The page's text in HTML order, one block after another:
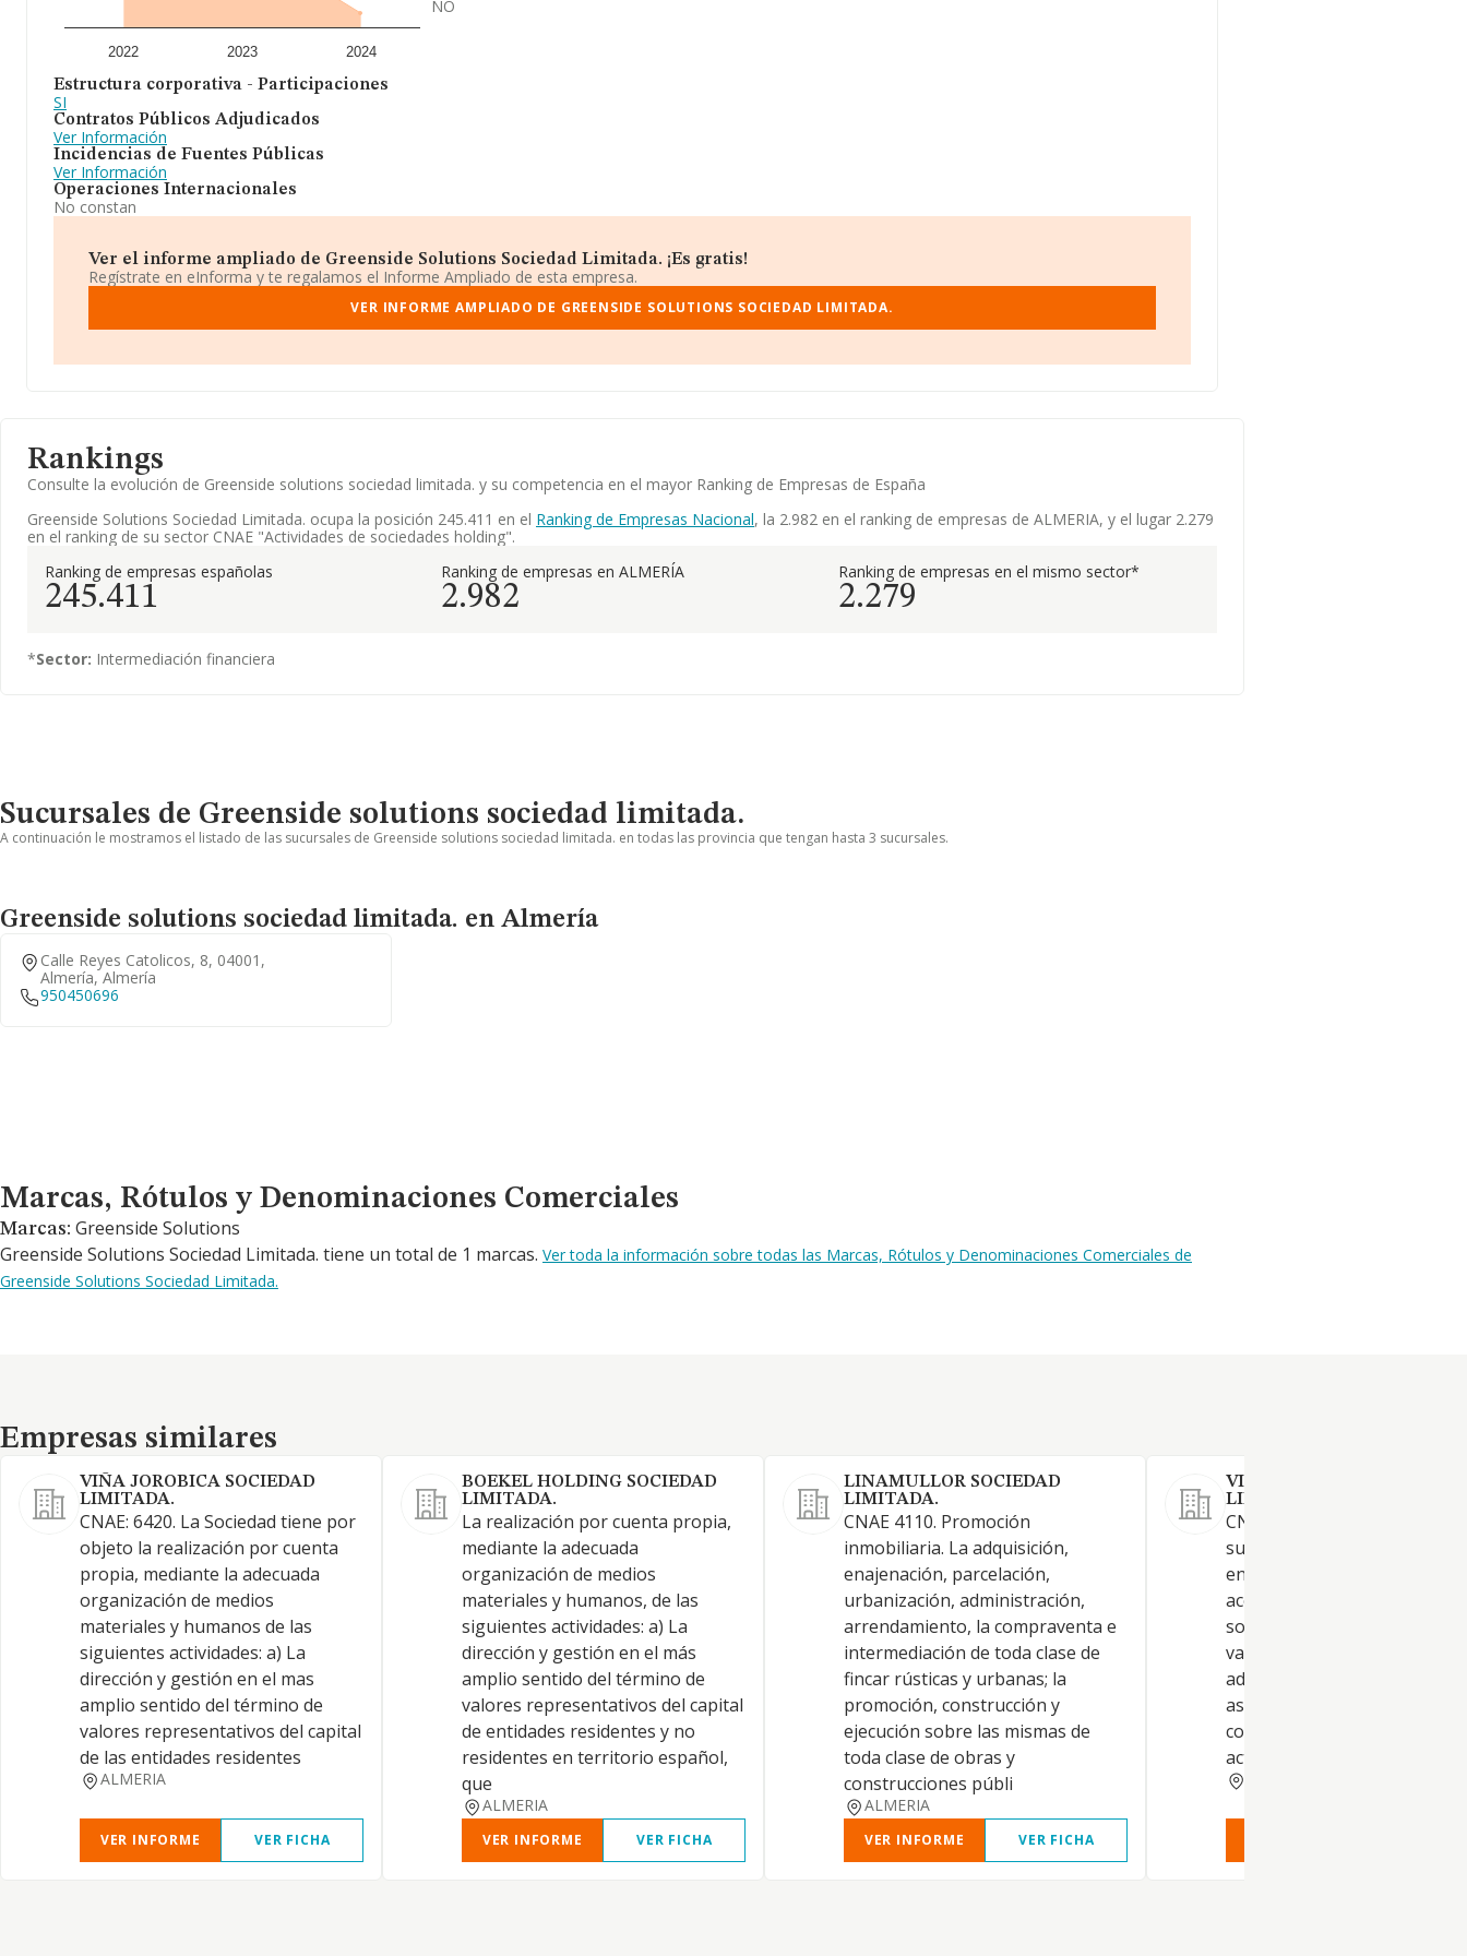
2022 2023 2024
Estructura corporativa - Participaciones
SI
Contratos Públicos Adjudicados
Ver Información
Incidencias de Fuentes Públicas
Ver Información
Operaciones Internacionales
No constan
NO
Ver el informe ampliado de Greenside Solutions Sociedad Limitada. ¡Es gratis!
Regístrate en eInforma y te regalamos el Informe Ampliado de esta empresa.
VER INFORME AMPLIADO DE GREENSIDE SOLUTIONS SOCIEDAD LIMITADA.
Rankings
Consulte la evolución de Greenside solutions sociedad limitada. y su competencia en el mayor Ranking de Empresas de España
Greenside Solutions Sociedad Limitada. ocupa la posición 245.411 en el Ranking de Empresas Nacional, la 2.982 en el ranking de empresas de ALMERIA, y el lugar 2.279
en el ranking de su sector CNAE "Actividades de sociedades holding".
Ranking de empresas españolas
245.411
Ranking de empresas en ALMERÍA
2.982
Ranking de empresas en el mismo sector*
2.279
*Sector: Intermediación financiera
Sucursales de Greenside solutions sociedad limitada.
A continuación le mostramos el listado de las sucursales de Greenside solutions sociedad limitada. en todas las provincia que tengan hasta 3 sucursales.
Greenside solutions sociedad limitada. en Almería
Calle Reyes Catolicos, 8, 04001,
Almería, Almería
950450696
Marcas, Rótulos y Denominaciones Comerciales
Marcas, Rótulos y Denominaciones Comerciales
Marcas: Greenside Solutions
Greenside Solutions Sociedad Limitada. tiene un total de 1 marcas. Ver toda la información sobre todas las Marcas, Rótulos y Denominaciones Comerciales de
Greenside Solutions Sociedad Limitada.
Empresas similares
Empresas similares
VIÑA JOROBICA SOCIEDAD
LIMITADA.
CNAE: 6420. La Sociedad tiene por
objeto la realización por cuenta
propia, mediante la adecuada
organización de medios
materiales y humanos de las
siguientes actividades: a) La
dirección y gestión en el mas
amplio sentido del término de
valores representativos del capital
de las entidades residentes
ALMERIA
VER INFORME VER FICHA
BOEKEL HOLDING SOCIEDAD
LIMITADA.
La realización por cuenta propia,
mediante la adecuada
organización de medios
materiales y humanos, de las
siguientes actividades: a) La
dirección y gestión en el más
amplio sentido del término de
valores representativos del capital
de entidades residentes y no
residentes en territorio español,
que
ALMERIA
VER INFORME VER FICHA
LINAMULLOR SOCIEDAD
LIMITADA.
CNAE 4110. Promoción
inmobiliaria. La adquisición,
enajenación, parcelación,
urbanización, administración,
arrendamiento, la compraventa e
intermediación de toda clase de
fincar rústicas y urbanas; la
promoción, construcción y
ejecución sobre las mismas de
toda clase de obras y
construcciones públi
ALMERIA
VER INFORME VER FICHA
VIA LM GESTION
LIMITADA.
CNAE 6420 La adquisición,
suscripción, tenencia,
enajenación y administración
acciones y participaciones
sociales, la dirección y
valores representativos de
administración de las
así como la dirección,
control y administración de
actividades desarroll